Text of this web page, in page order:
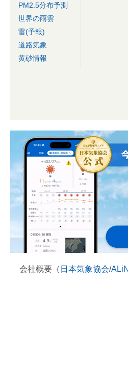
PM2.5分布予測
世界の雨雲
雷(予報)
道路気象
黄砂情報
会社概要（ 日本気象協会/